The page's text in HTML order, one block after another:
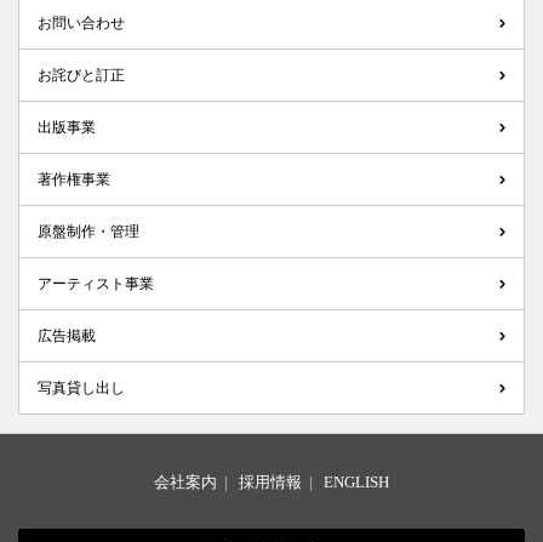
お問い合わせ
お詫びと訂正
出版事業
著作権事業
原盤制作・管理
アーティスト事業
広告掲載
写真貸し出し
会社案内 | 採用情報 | ENGLISH